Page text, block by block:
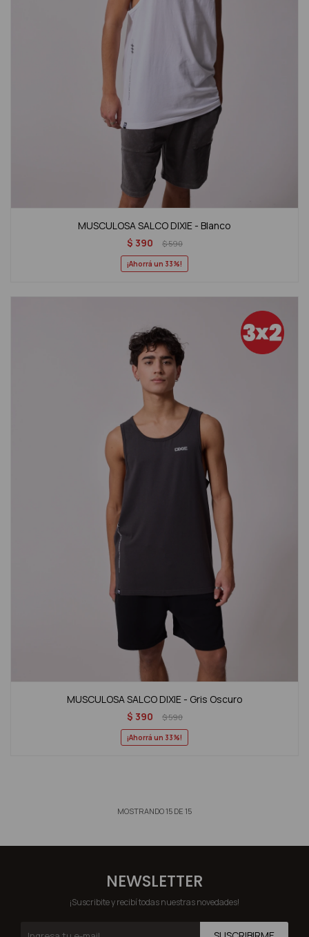
MUSCULOSA SALCO DIXIE - Blanco
$ 390 $590
33
MUSCULOSA SALCO DIXIE - Gris Oscuro
$ 390 $590
33
MOSTRANDO15 DE 15
NEWSLETTER
¡Suscribite y recibí todas nuestras novedades!